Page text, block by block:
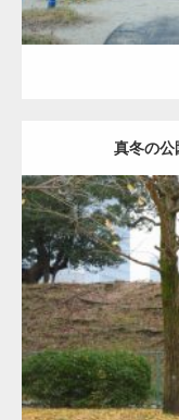
真冬の公
Category:公園のマッ
ダウンロ